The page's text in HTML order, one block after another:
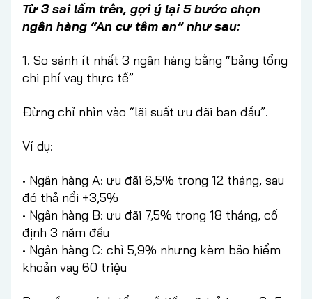
Từ 3 sai lầm trên, gợi ý lại 5 bước chọn
ngân hàng “An cư tâm an” như sau:
1. So sánh ít nhất 3 ngân hàng bằng “bảng tổng
chi phí vay thực tế”
Đừng chỉ nhìn vào “lãi suất ưu đãi ban đầu”.
Ví dụ:
• Ngân hàng A: ưu đãi 6,5% trong 12 tháng, sau
đó thả nổi +3,5%
• Ngân hàng B: ưu đãi 7,5% trong 18 tháng, cố
định 3 năm đầu
• Ngân hàng C: chỉ 5,9% nhưng kèm bảo hiểm
khoản vay 60 triệu